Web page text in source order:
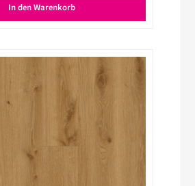
In den Warenkorb